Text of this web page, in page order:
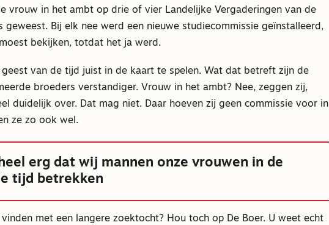
vrouw in het ambt op drie of vier Landelijke Vergaderingen van de
geweest. Bij elk nee werd een nieuwe studiecommissie geïnstalleerd,
bekijken, totdat het ja werd.
van de tijd juist in de kaart te spelen. Wat dat betreft zijn de
broeders verstandiger. Vrouw in het ambt? Nee, zeggen zij,
duidelijk over. Dat mag niet. Daar hoeven zij geen commissie voor in
ze zo ook wel.
erg dat wij mannen onze vrouwen in de
tijd betrekken
met een langere zoektocht? Hou toch op De Boer. U weet echt